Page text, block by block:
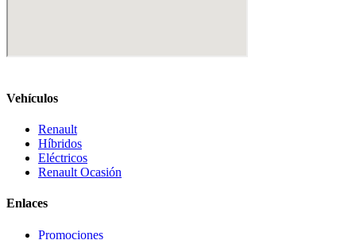
Vehículos
Renault
Híbridos
Eléctricos
Renault Ocasión
Enlaces
Promociones